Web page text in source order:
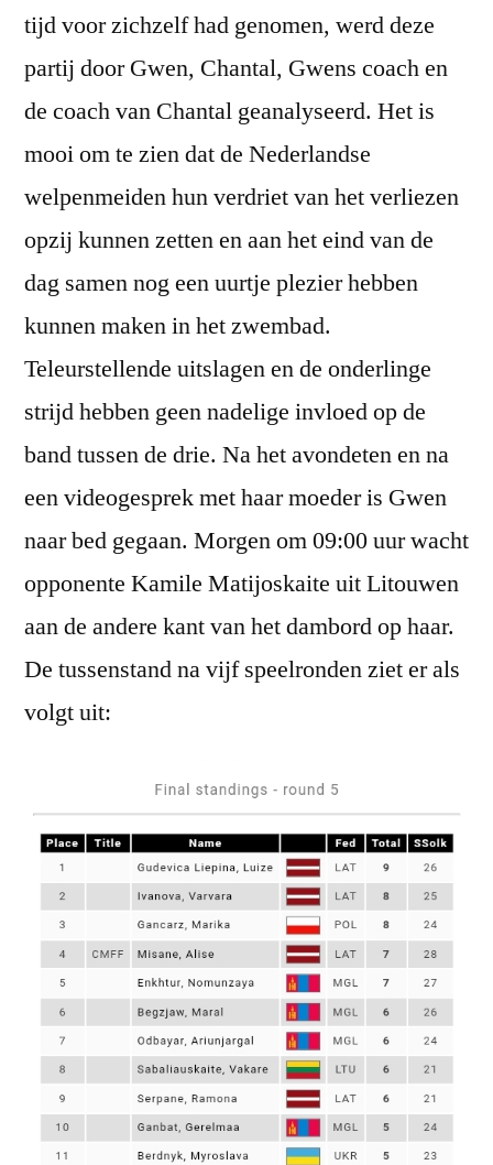
tijd voor zichzelf had genomen, werd deze
partij door Gwen, Chantal, Gwens coach en
de coach van Chantal geanalyseerd. Het is
mooi om te zien dat de Nederlandse
welpenmeiden hun verdriet van het verliezen
opzij kunnen zetten en aan het eind van de
dag samen nog een uurtje plezier hebben
kunnen maken in het zwembad.
Teleurstellende uitslagen en de onderlinge
strijd hebben geen nadelige invloed op de
band tussen de drie. Na het avondeten en na
een videogesprek met haar moeder is Gwen
naar bed gegaan. Morgen om 09:00 uur wacht
opponente Kamile Matijoskaite uit Litouwen
aan de andere kant van het dambord op haar.
De tussenstand na vijf speelronden ziet er als
volgt uit: